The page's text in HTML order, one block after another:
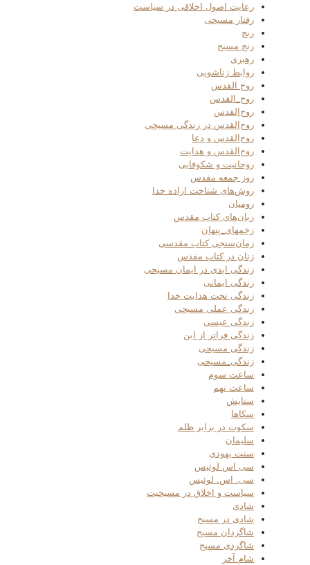
رعایت اصول اخلاقی در سیاست
رفتار مسیحی
رنج
رنج مسیح
رهبری
روابط زناشویی
روح القدس
روح_القدس
روح‌القدس
روح‌القدس در زندگی مسیحی
روح‌القدس و دعا
روح‌القدس و هدایت
روحانیت و شکوفایی
روز جمعه مقدس
روش‌های شناخت اراده خدا
رومیان
زبان‌های کتاب مقدس
زخمهای_پنهان
زمان‌سنجی کتاب مقدسی
زنان در کتاب مقدس
زندگی ابدی در ایمان مسیحی
زندگی ایمانی
زندگی تحت هدایت خدا
زندگی عملی مسیحی
زندگی عیسی
زندگی فراتر از این
زندگی مسیحی
زندگی_مسیحی
ساعت سوم
ساعت نهم
ستایش
سکاها
سکوت در برابر ظلم
سلیمان
سنت یهودی
سی اس لوئیس
سی. اس. لوئیس
سیاست و اخلاق در مسیحیت
شادی
شادی در مسیح
شاگردان مسیح
شاگردی مسیح
شام آخر